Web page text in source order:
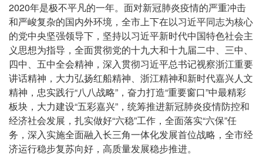
2020年是极不平凡的一年。面对新冠肺炎疫情的严重冲击
和严峻复杂的国内外环境，全市上下在以习近平同志为核心
的党中央坚强领导下，坚持以习近平新时代中国特色社会主
义思想为指导，全面贯彻党的十九大和十九届二中、三中、
四中、五中全会精神，深入贯彻习近平总书记视察浙江重要
讲话精神，大力弘扬红船精神、浙江精神和新时代嘉兴人文
精神，忠实践行“八八战略”，奋力打造“重要窗口”中最精彩
板块，大力建设“五彩嘉兴”，统筹推进新冠肺炎疫情防控和
经济社会发展，扎实做好“六稳”工作，全面落实“六保”任
务，深入实施全面融入长三角一体化发展首位战略，全市经
济运行稳步复苏向好，高质量发展稳步推进。